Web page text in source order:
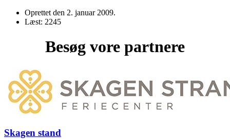
Oprettet den 2. januar 2009.
Læst: 2245
Besøg vore partnere
Skagen stand